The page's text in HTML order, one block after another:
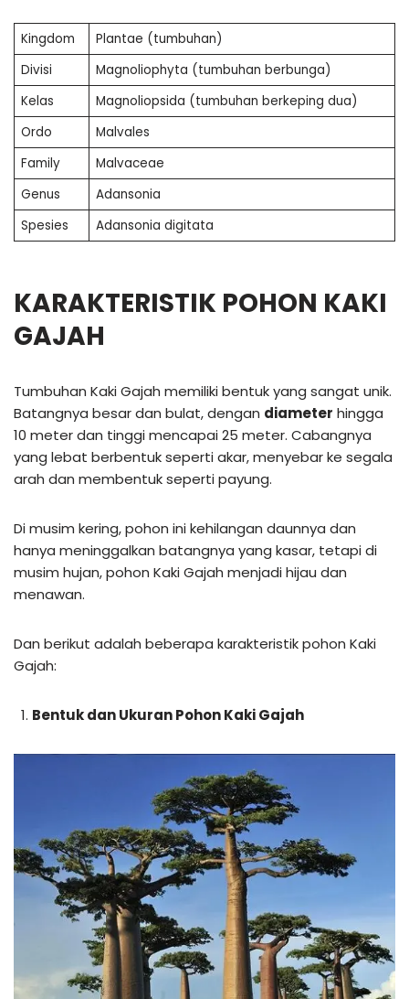
Kingdom
Plantae (tumbuhan)
Divisi
Magnoliophyta (tumbuhan berbunga)
Kelas
Magnoliopsida (tumbuhan berkeping dua)
Ordo
Malvales
Family
Malvaceae
Genus
Adansonia
Spesies
Adansonia digitata
KARAKTERISTIK POHON KAKI
GAJAH
Tumbuhan Kaki Gajah memiliki bentuk yang sangat unik.
Batangnya besar dan bulat, dengan diameter hingga
10 meter dan tinggi mencapai 25 meter. Cabangnya
yang lebat berbentuk seperti akar, menyebar ke segala
arah dan membentuk seperti payung.
Di musim kering, pohon ini kehilangan daunnya dan
hanya meninggalkan batangnya yang kasar, tetapi di
musim hujan, pohon Kaki Gajah menjadi hijau dan
menawan.
Dan berikut adalah beberapa karakteristik pohon Kaki
Gajah:
Bentuk dan Ukuran Pohon Kaki Gajah